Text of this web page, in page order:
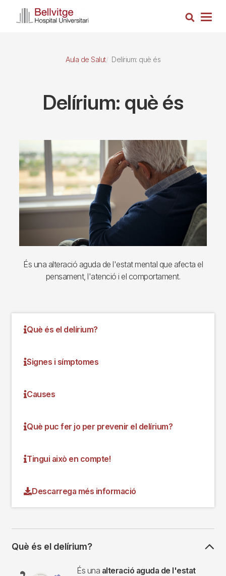
Cerca
Aula de Salut Delírium: què és
Delírium: què és
És una alteració aguda de l'estat mental que afecta el
pensament, l'atenció i el comportament.
Què és el delírium?
Signes i símptomes
Causes
Què puc fer jo per prevenir el delírium?
Tingui això en compte!
Descarrega més informació
Què és el delírium?
Imagen És una alteració aguda de l'estat